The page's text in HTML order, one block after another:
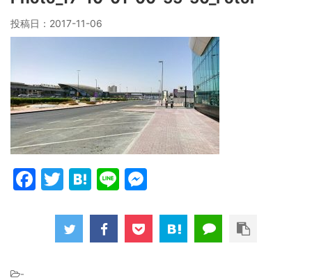
投稿日： 2017-11-06
F
T
itt
er
H
e
n
Li
e s
s
-